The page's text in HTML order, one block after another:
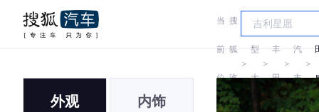
当
前
位
置:
搜
狐
汽
车
＞
车
型
大
＞
丰
田
＞
汽
丰
田
＞
外观 内饰